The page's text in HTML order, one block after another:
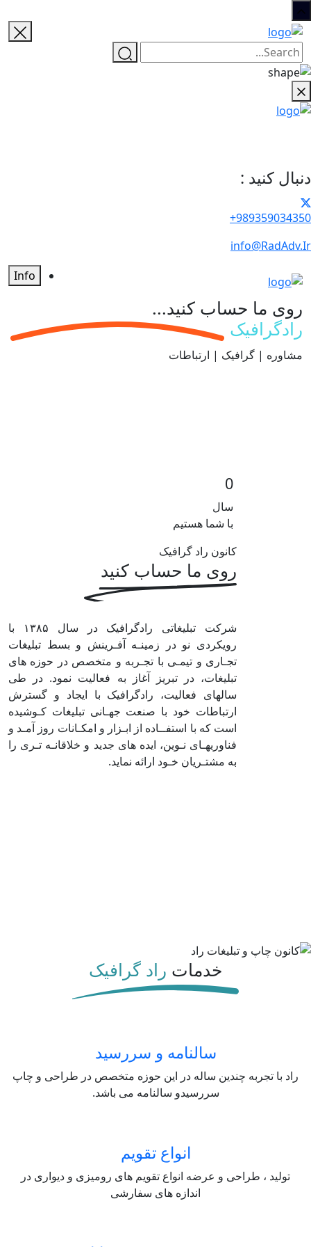
دنبال کنید :
989359034350+
info@RadAdv.Ir
Info
روی ما حساب کنید...
رادگرافیک
مشاوره | گرافیک | ارتباطات
0
سال
با شما هستیم
کانون راد گرافیک
روی ما حساب کنید
شرکت تبلیغاتی رادگرافیک در سال ۱۳۸۵ با
رویکردی نو در زمینـه آفـرینش و بسط تبلیغات
تجـاری و تیمـی با تجـربه و متخصص در حوزه های
تبلیغات، در تبریز آغاز به فعالیت نمود. در طی
سالهای فعالیت، رادگرافیک با ایجاد و گسترش
ارتباطات خود با صنعت جهـانی تبلیغات کـوشیده
است که با استفــاده از ابـزار و امکـانات روز آمـد و
فناوریهـای نـوین، ایده های جدید و خلاقانـه تـری را
به مشتـریان خـود ارائه نماید.
خدمات راد گرافیک
سالنامه و سررسید
راد با تجربه چندین ساله در این حوزه متخصص در طراحی و چاپ
سررسیدو سالنامه می باشد.
انواع تقویم
تولید ، طراحی و عرضه انواع تقویم های رومیزی و دیواری در
اندازه های سفارشی